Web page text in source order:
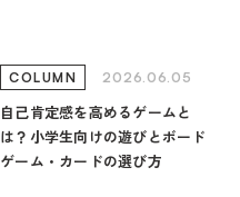
2026.06.05
COLUMN
自己肯定感を高めるゲームと
は？小学生向けの遊びとボード
ゲーム・カードの選び方